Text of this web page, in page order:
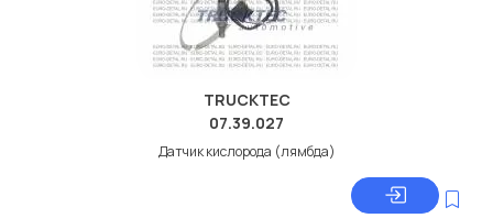
TRUCKTEC
07.39.027
Датчик кислорода (лямбда)